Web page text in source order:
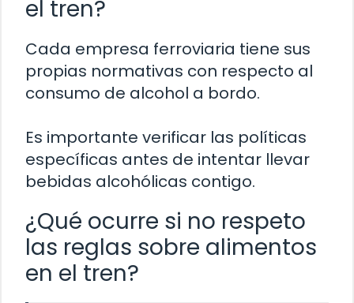
el tren?
Cada empresa ferroviaria tiene sus
propias normativas con respecto al
consumo de alcohol a bordo.
Es importante verificar las políticas
específicas antes de intentar llevar
bebidas alcohólicas contigo.
¿Qué ocurre si no respeto
las reglas sobre alimentos
en el tren?